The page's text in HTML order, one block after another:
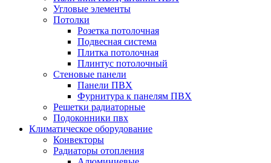
Угловые элементы
Потолки
Розетка потолочная
Подвесная система
Плитка потолочная
Плинтус потолочный
Стеновые панели
Панели ПВХ
Фурнитура к панелям ПВХ
Решетки радиаторные
Подоконники пвх
Климатическое оборудование
Конвекторы
Радиаторы отопления